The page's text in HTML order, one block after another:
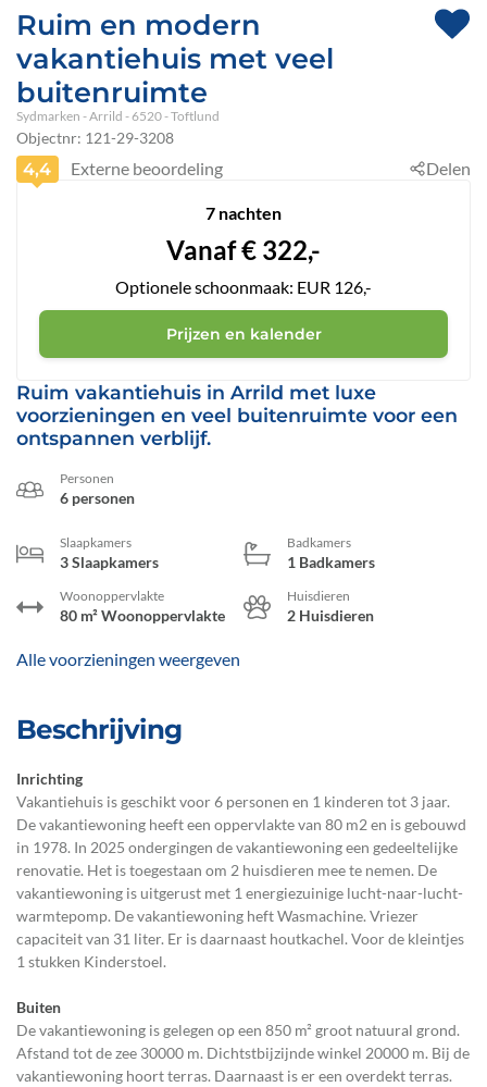
Ruim en modern
vakantiehuis met veel
buitenruimte
Sydmarken - Arrild - 6520 - Toftlund
Objectnr: 121-29-3208
Ruim vakantiehuis in Arrild met luxe
voorzieningen en veel buitenruimte voor een
ontspannen verblijf.
Personen
6 personen
Slaapkamers
3 Slaapkamers
Badkamers
1 Badkamers
Woonoppervlakte
80 m² Woonoppervlakte
Huisdieren
2 Huisdieren
Alle voorzieningen weergeven
Beschrijving
Inrichting
Vakantiehuis is geschikt voor 6 personen en 1 kinderen tot 3 jaar.
De vakantiewoning heeft een oppervlakte van 80 m2 en is gebouwd
in 1978. In 2025 ondergingen de vakantiewoning een gedeeltelijke
renovatie. Het is toegestaan om 2 huisdieren mee te nemen. De
vakantiewoning is uitgerust met 1 energiezuinige lucht-naar-lucht-
warmtepomp. De vakantiewoning heft Wasmachine. Vriezer
capaciteit van 31 liter. Er is daarnaast houtkachel. Voor de kleintjes
1 stukken Kinderstoel.
Buiten
De vakantiewoning is gelegen op een 850 m² groot natuural grond.
Afstand tot de zee 30000 m. Dichtstbijzijnde winkel 20000 m. Bij de
vakantiewoning hoort terras. Daarnaast is er een overdekt terras.
4,4 Externe beoordeling Delen
7 nachten
Vanaf€ 322,-
Optionele schoonmaak: EUR 126,-
Prijzen en kalender